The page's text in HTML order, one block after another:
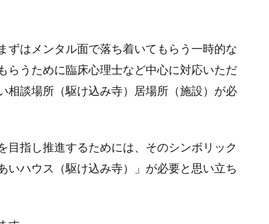
ずはメンタル面で落ち着いてもらう一時的な
らうために臨床心理士など中心に対応いただ
相談場所（駆け込み寺）居場所（施設）が必
目指し推進するためには、そのシンボリック
いハウス（駆け込み寺）」が必要と思い立ち